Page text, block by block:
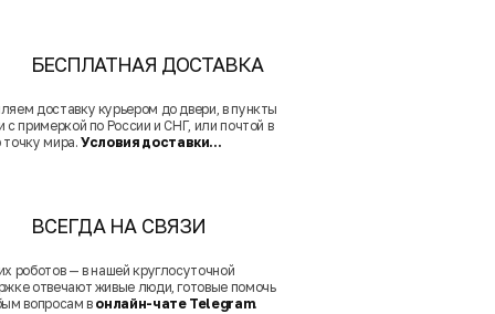
БЕСПЛАТНАЯ ДОСТАВКА
доставку курьером до двери, в пункты
с примеркой по России и СНГ, или почтой в
мира.Условия доставки...
ВСЕГДА НА СВЯЗИ
роботов — в нашей круглосуточной
отвечают живые люди, готовые помочь
вопросам в онлайн-чате Telegram.